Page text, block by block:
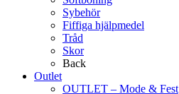
Sybehör
Fiffiga hjälpmedel
Tråd
Skor
Back
Outlet
OUTLET – Mode & Fest